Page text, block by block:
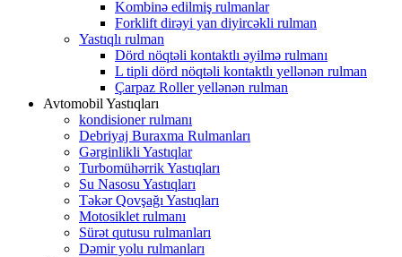
Kombinə edilmiş rulmanlar
Forklift dirəyi yan diyircəkli rulman
Yastıqlı rulman
Dörd nöqtəli kontaktlı əyilmə rulmanı
L tipli dörd nöqtəli kontaktlı yellənən rulman
Çarpaz Roller yellənən rulman
Avtomobil Yastıqları
kondisioner rulmanı
Debriyaj Buraxma Rulmanları
Gərginlikli Yastıqlar
Turbomühərrik Yastıqları
Su Nasosu Yastıqları
Təkər Qovşağı Yastıqları
Motosiklet rulmanı
Sürət qutusu rulmanları
Dəmir yolu rulmanları